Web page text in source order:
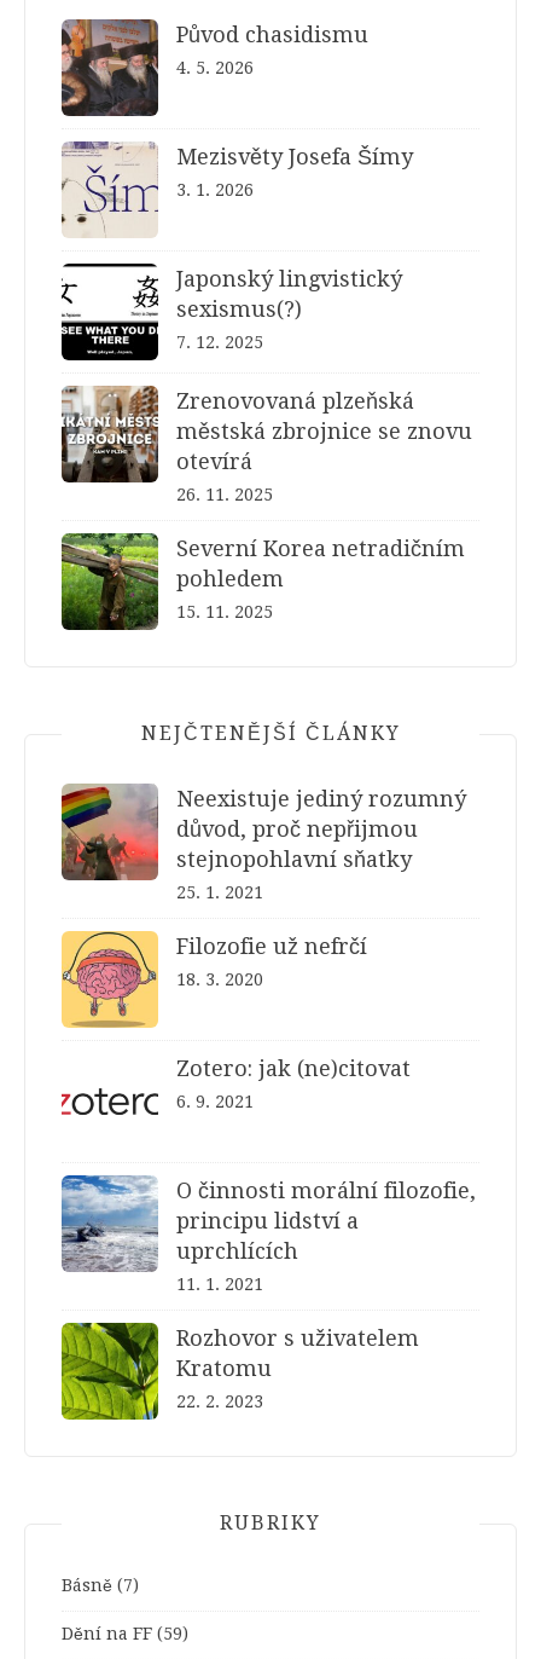
Původ chasidismu
4. 5. 2026
Mezisvěty Josefa Šímy
3. 1. 2026
Japonský lingvistický
sexismus(?)
7. 12. 2025
Zrenovovaná plzeňská
městská zbrojnice se znovu
otevírá
26. 11. 2025
Severní Korea netradičním
pohledem
15. 11. 2025
NEJČTENĚJŠÍ ČLÁNKY
Neexistuje jediný rozumný
důvod, proč nepřijmou
stejnopohlavní sňatky
25. 1. 2021
Filozofie už nefrčí
18. 3. 2020
Zotero: jak (ne)citovat
6. 9. 2021
O činnosti morální filozofie,
principu lidství a
uprchlících
11. 1. 2021
Rozhovor s uživatelem
Kratomu
22. 2. 2023
RUBRIKY
Básně (7)
Dění na FF (59)